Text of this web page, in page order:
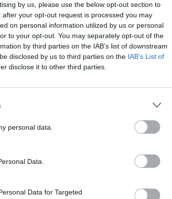
by us, please use the below opt-out section to
your opt-out request is processed you may
on personal information utilized by us or personal
to your opt-out. You may separately opt-out of the
by third parties on the IAB’s list of downstream
disclosed by us to third parties on the IAB’s List of
disclose it to other third parties.
personal data.
Data.
Data for Targeted
statistiche, classifiche aggiornate